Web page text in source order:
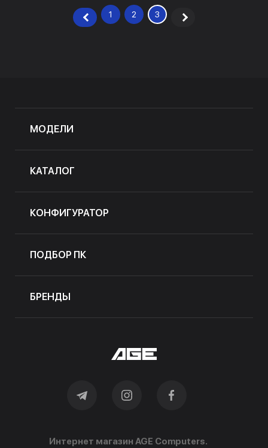
1 2 3
МОДЕЛИ
КАТАЛОГ
КОНФИГУРАТОР
ПОДБОР ПК
БРЕНДЫ
Интернет магазин AGE Computers.